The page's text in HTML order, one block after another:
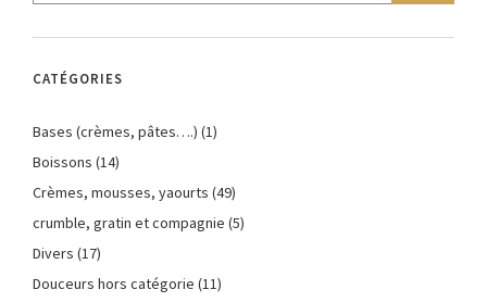
CATÉGORIES
Bases (crèmes, pâtes….) (1)
Boissons (14)
Crèmes, mousses, yaourts (49)
crumble, gratin et compagnie (5)
Divers (17)
Douceurs hors catégorie (11)